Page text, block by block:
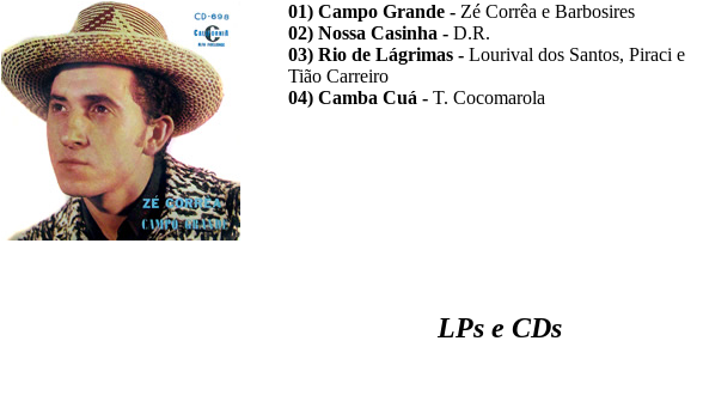
01) Campo Grande - Zé Corrêa e Barbosires
02) Nossa Casinha - D.R.
03) Rio de Lágrimas - Lourival dos Santos, Piraci e
Tião Carreiro
04) Camba Cuá - T. Cocomarola
LPs e CDs